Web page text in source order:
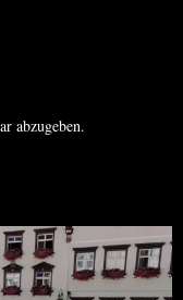
abzugeben.